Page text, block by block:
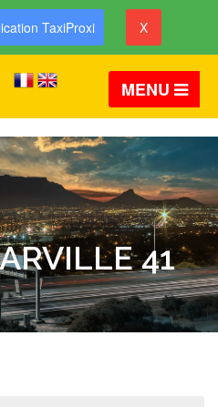
TaxiProxi X
MENU
41